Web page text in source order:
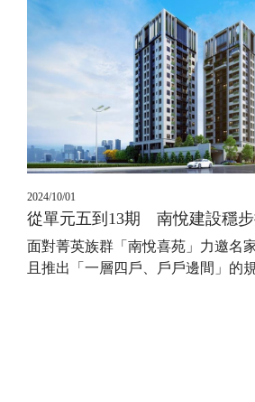
2024/10/01
從單元五到13期 南悅建設穩步
面對菁英族群「南悅喜苑」力邀名
且推出「一層四戶、戶戶邊間」的